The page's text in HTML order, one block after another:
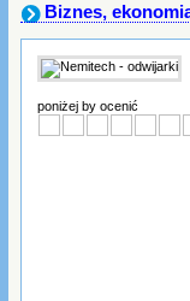
Biznes,
poniżej by ocenić